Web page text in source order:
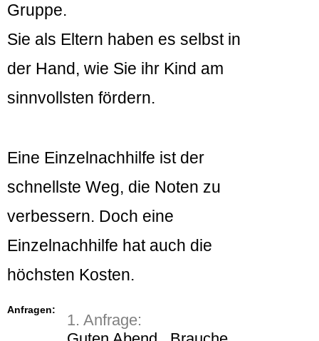
Gruppe.
Sie als Eltern haben es selbst in
der Hand, wie Sie ihr Kind am
sinnvollsten fördern.
Eine Einzelnachhilfe ist der
schnellste Weg, die Noten zu
verbessern. Doch eine
Einzelnachhilfe hat auch die
höchsten Kosten.
Anfragen:
1. Anfrage: